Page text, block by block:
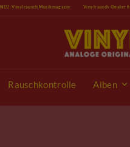
NEU: Vinylrausch Musikmagazin Vinylrausch-Dealer
Rauschkontrolle Alben